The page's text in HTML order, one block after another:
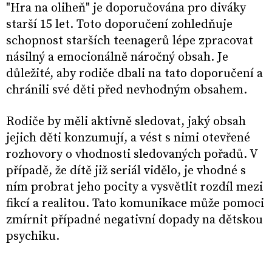
"Hra na oliheň" je doporučována pro diváky
starší 15 let. Toto doporučení zohledňuje
schopnost starších teenagerů lépe zpracovat
násilný a emocionálně náročný obsah. Je
důležité, aby rodiče dbali na tato doporučení a
chránili své děti před nevhodným obsahem.
Rodiče by měli aktivně sledovat, jaký obsah
jejich děti konzumují, a vést s nimi otevřené
rozhovory o vhodnosti sledovaných pořadů. V
případě, že dítě již seriál vidělo, je vhodné s
ním probrat jeho pocity a vysvětlit rozdíl mezi
fikcí a realitou. Tato komunikace může pomoci
zmírnit případné negativní dopady na dětskou
psychiku.